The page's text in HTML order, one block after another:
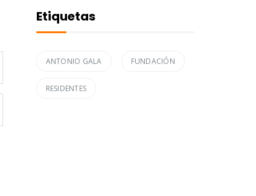
Etiquetas
ANTONIO GALA FUNDACIÓN
RESIDENTES